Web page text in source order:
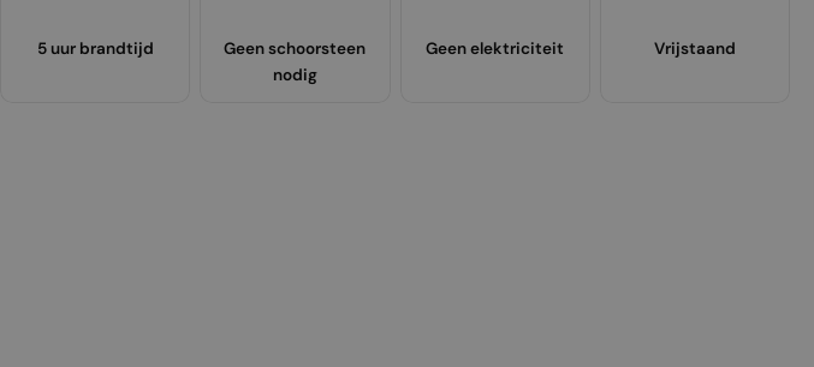
5 uur brandtijd
Geen schoorsteen
nodig
Geen elektriciteit Vrijstaand